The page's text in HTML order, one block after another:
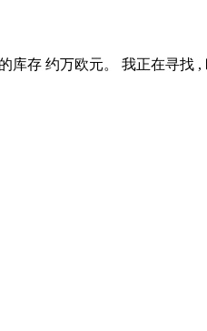
存 约万欧元。 我正在寻找